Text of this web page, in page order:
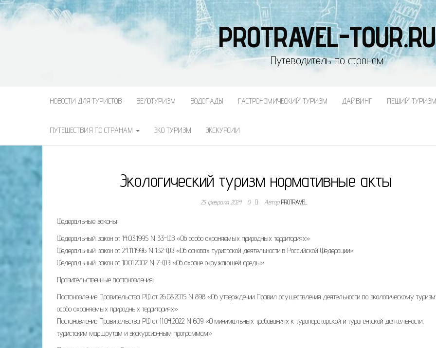
PROTRAVEL-TOUR.RU
Путеводитель по странам
НОВОСТИ ДЛЯ ТУРИСТОВ ВЕЛОТУРИЗМ ВОДОПАДЫ ГАСТРОНОМИЧЕСКИЙ ТУРИЗМ ДАЙВИНГ ПЕШИЙ ТУРИЗМ
ПУТЕШЕСТВИЯ ПО СТРАНАМ ЭКО ТУРИЗМ ЭКСКУРСИИ
Экологический туризм нормативные акты
25 февраля 2024 0 АвторPROTRAVEL
Федеральные законы:
Федеральный закон от 14.03.1995 N 33-ФЗ «Об особо охраняемых природных территориях»
Федеральный закон от 24.11.1996 N 132-ФЗ «Об основах туристской деятельности в Российской Федерации»
Федеральный закон от 10.01.2002 N 7-ФЗ «Об охране окружающей среды»
Правительственные постановления:
Постановление Правительства РФ от 26.08.2015 N 898 «Об утверждении Правил осуществления деятельности по экологическому
особо охраняемых природных территориях»
Постановление Правительства РФ от 11.04.2022 N 609 «О минимальных требованиях к туроператорской и турагентской деятельности,
туристским маршрутам и экскурсионным программам»